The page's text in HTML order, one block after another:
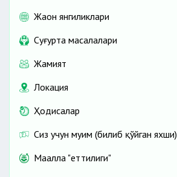
Жаҳон янгиликлари
Cуғурта масалалари
Жамият
Локация
Ҳодисалар
Сиз учун муҳим (билиб қўйган яхши)
Маҳалла "еттилиги"